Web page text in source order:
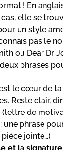
! En
cas, elle se
un style
pas le
ou Dear Dr
phrases
le cœur de
Reste clair,
(lettre de
: une phrase
jointe…)
et la signature